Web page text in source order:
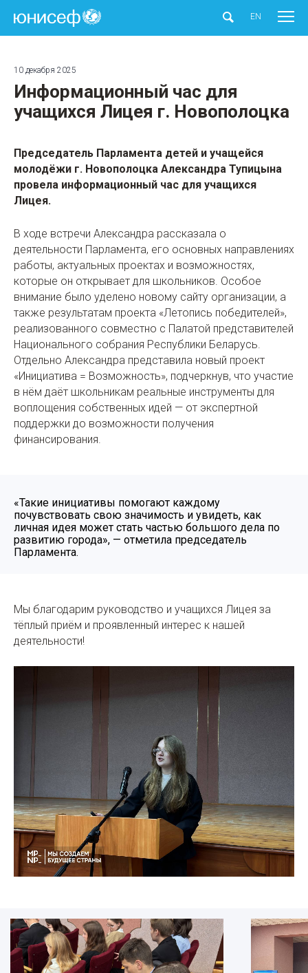
ЮНИСЕФ EN
10 декабря 2025
Информационный час для
учащихся Лицея г. Новополоцка
Председатель Парламента детей и учащейся
молодёжи г. Новополоцка Александра Тупицына
провела информационный час для учащихся
Лицея.
В ходе встречи Александра рассказала о
деятельности Парламента, его основных направлениях
работы, актуальных проектах и возможностях,
которые он открывает для школьников. Особое
внимание было уделено новому сайту организации, а
также результатам проекта «Летопись победителей»,
реализованного совместно с Палатой представителей
Национального собрания Республики Беларусь.
Отдельно Александра представила новый проект
«Инициатива = Возможность», подчеркнув, что участие
в нём даёт школьникам реальные инструменты для
воплощения собственных идей — от экспертной
поддержки до возможности получения
финансирования.
«Такие инициативы помогают каждому
почувствовать свою значимость и увидеть, как
личная идея может стать частью большого дела по
развитию города», — отметила председатель
Парламента.
Мы благодарим руководство и учащихся Лицея за
тёплый приём и проявленный интерес к нашей
деятельности!